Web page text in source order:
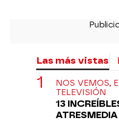
Las más vistas
NOS VEMOS,
TELEVISIÓN
13
ATRESMEDIA